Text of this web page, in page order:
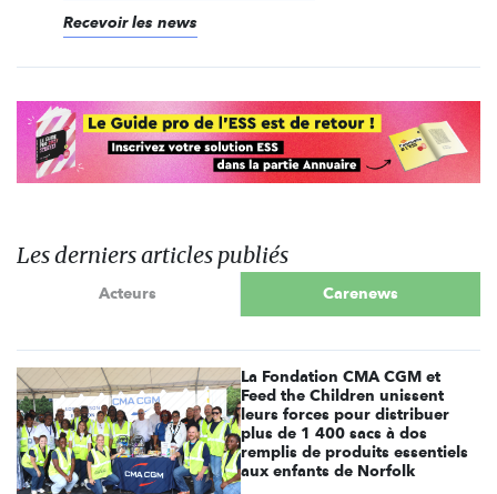
Recevoir les news
Les derniers articles publiés
Acteurs Carenews
La Fondation CMA CGM et
Feed the Children unissent
leurs forces pour distribuer
plus de 1 400 sacs à dos
remplis de produits essentiels
aux enfants de Norfolk